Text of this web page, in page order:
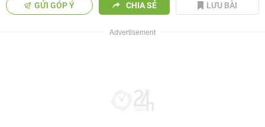
GỬI GÓP Ý CHIA SẺ LƯU BÀI